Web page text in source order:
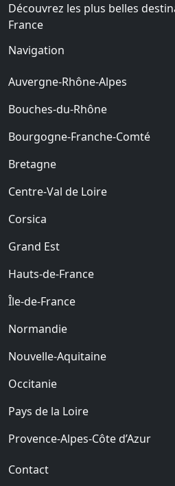
Découvrez les plus belles
France
Navigation
Auvergne-Rhône-Alpes
Bouches-du-Rhône
Bourgogne-Franche-Comté
Bretagne
Centre-Val de Loire
Corsica
Grand Est
Hauts-de-France
Île-de-France
Normandie
Nouvelle-Aquitaine
Occitanie
Pays de la Loire
Provence-Alpes-Côte d’Azur
Contact